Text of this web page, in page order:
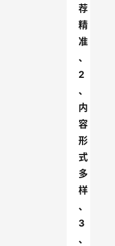
荐
精
准
、
2
、
内
容
形
式
多
样
、
3
、